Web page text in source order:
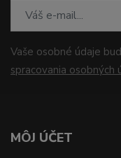
Vaše osobné údaje
spracovania osobných
MÔJ ÚČET